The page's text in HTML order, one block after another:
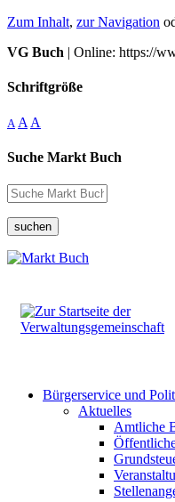
Zum Inhalt, zur Navigation
VG Buch | Online: https://
Schriftgröße
A A A
Suche Markt Buch
suchen
Bürgerservice und
Aktuelles
Amtliche